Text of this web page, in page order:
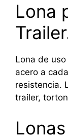
Lona
Lona de
acero a
resistencia.
trailer,